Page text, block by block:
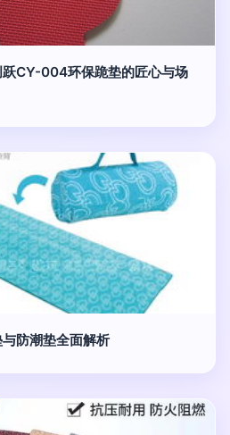
CY-004环保跪垫的匠心与场
防潮垫全面解析